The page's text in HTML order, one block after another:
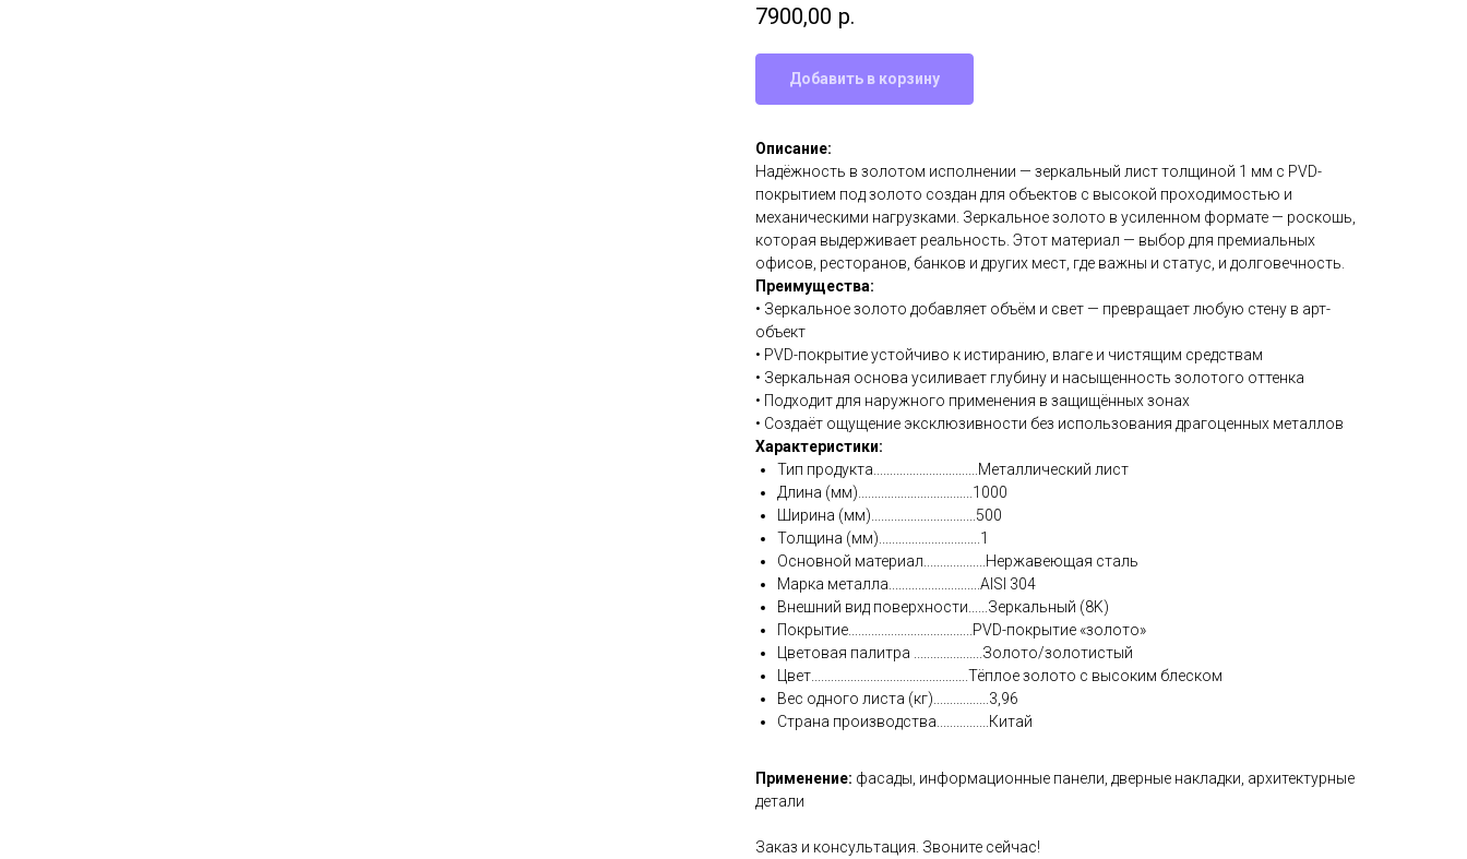
7900,00 р.
Добавить в корзину
Описание:
Надёжность в золотом исполнении — зеркальный лист толщиной 1 мм с PVD-
покрытием под золото создан для объектов с высокой проходимостью и
механическими нагрузками. Зеркальное золото в усиленном формате — роскошь,
которая выдерживает реальность. Этот материал — выбор для премиальных
офисов, ресторанов, банков и других мест, где важны и статус, и долговечность.
Преимущества:
• Зеркальное золото добавляет объём и свет — превращает любую стену в арт-
объект
• PVD-покрытие устойчиво к истиранию, влаге и чистящим средствам
• Зеркальная основа усиливает глубину и насыщенность золотого оттенка
• Подходит для наружного применения в защищённых зонах
• Создаёт ощущение эксклюзивности без использования драгоценных металлов
Характеристики:
Тип продукта................................Металлический лист
Длина (мм)...................................1000
Ширина (мм)................................500
Толщина (мм)...............................1
Основной материал...................Нержавеющая сталь
Марка металла............................AISI 304
Внешний вид поверхности......Зеркальный (8K)
Покрытие......................................PVD-покрытие «золото»
Цветовая палитра .....................Золото/золотистый
Цвет................................................Тёплое золото с высоким блеском
Вес одного листа (кг)................. 3,96
Страна производства................Китай
Применение: фасады, информационные панели, дверные накладки, архитектурные
детали
Заказ и консультация. Звоните сейчас!